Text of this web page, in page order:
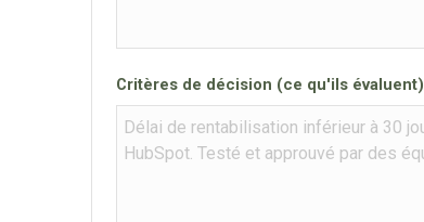
Critères de décision (ce qu'ils évaluent)